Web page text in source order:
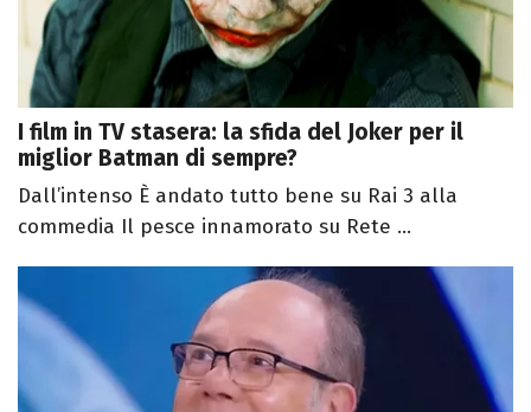
I film in TV stasera: la sfida del Joker per il
miglior Batman di sempre?
Dall’intenso È andato tutto bene su Rai 3 alla
commedia Il pesce innamorato su Rete ...